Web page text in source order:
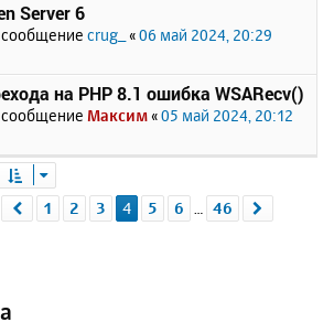
Server 6
crug_ «06 май 2024, 20:29
на PHP 8.1 ошибка WSARecv()
Максим «05 май 2024, 20:12
4из46
Пред.
1 2 3 4 5 6 46